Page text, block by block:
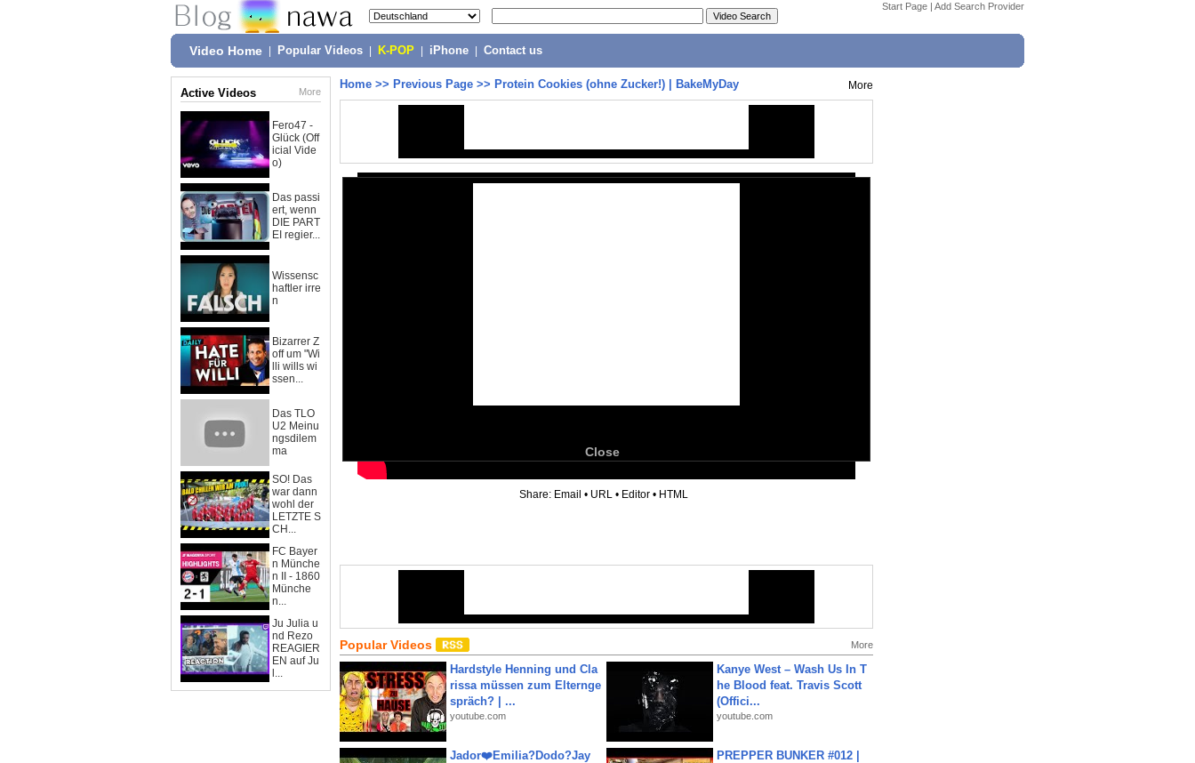
Start Page | Add Search Provider
Video Home Popular Videos K-POP iPhone Contact us
Active Videos More
Fero47 -
Glück (Off
icial Vide
o)
Das passi
ert, wenn
DIE PART
EI regier...
Wissensc
haftler irre
n
Bizarrer Z
off um "Wi
lli wills wi
ssen...
Das TLO
U2 Meinu
ngsdilem
ma
SO! Das
war dann
wohl der
LETZTE S
CH...
FC Bayer
n Münche
n II - 1860
Münche
n...
Ju Julia u
nd Rezo
REAGIER
EN auf Ju
l...
Home >> Previous Page >> Protein Cookies (ohne Zucker!) | BakeMyDay More
Close
Share: Email • URL • Editor • HTML
Popular Videos More
Hardstyle Henning und Cla
rissa müssen zum Elternge
spräch? | ...
youtube.com
Kanye West – Wash Us In T
he Blood feat. Travis Scott
(Offici...
youtube.com
Jador❤️Emilia?Dodo?Jay
PREPPER BUNKER #012 |